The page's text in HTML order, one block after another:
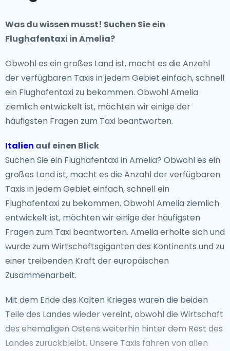
Was du wissen musst! Suchen Sie ein
Flughafentaxi in Amelia?
Obwohl es ein großes Land ist, macht es die Anzahl
der verfügbaren Taxis in jedem Gebiet einfach, schnell
ein Flughafentaxi zu bekommen. Obwohl Amelia
ziemlich entwickelt ist, möchten wir einige der
häufigsten Fragen zum Taxi beantworten.
Italien auf einen Blick
Suchen Sie ein Flughafentaxi in Amelia? Obwohl es ein
großes Land ist, macht es die Anzahl der verfügbaren
Taxis in jedem Gebiet einfach, schnell ein
Flughafentaxi zu bekommen. Obwohl Amelia ziemlich
entwickelt ist, möchten wir einige der häufigsten
Fragen zum Taxi beantworten. Amelia erholte sich und
wurde zum Wirtschaftsgiganten des Kontinents und zu
einer treibenden Kraft der europäischen
Zusammenarbeit.
Mit dem Ende des Kalten Krieges waren die beiden
Teile des Landes wieder vereint, obwohl die Wirtschaft
des ehemaligen Ostens weiterhin hinter dem Rest des
Landes zurückbleibt. Unsere Taxis fahren von allen